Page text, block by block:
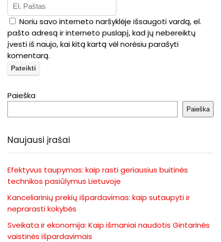
Noriu savo interneto naršyklėje išsaugoti vardą, el.
pašto adresą ir interneto puslapį, kad jų nebereiktų
įvesti iš naujo, kai kitą kartą vėl norėsiu parašyti
komentarą.
Paieška
Paieška
Naujausi įrašai
Efektyvus taupymas: kaip rasti geriausius buitinės
technikos pasiūlymus Lietuvoje
Kanceliarinių prekių išpardavimas: kaip sutaupyti ir
neprarasti kokybės
Sveikata ir ekonomija: Kaip išmaniai naudotis Gintarinės
vaistinės išpardavimais